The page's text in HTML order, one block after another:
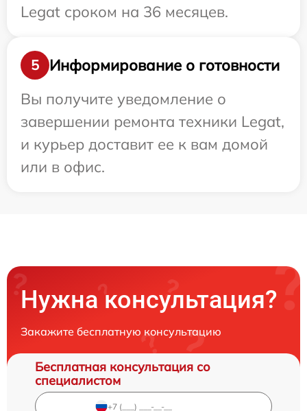
Legat сроком на 36 месяцев.
5
Информирование о готовности
Вы получите уведомление о
завершении ремонта техники Legat,
и курьер доставит ее к вам домой
или в офис.
Нужна консультация?
Закажите бесплатную консультацию
Бесплатная консультация со
специалистом